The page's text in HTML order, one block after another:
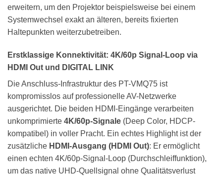
erweitern, um den Projektor beispielsweise bei einem
Systemwechsel exakt an älteren, bereits fixierten
Haltepunkten weiterzubetreiben.
Erstklassige Konnektivität: 4K/60p Signal-Loop via
HDMI Out und DIGITAL LINK
Die Anschluss-Infrastruktur des PT-VMQ75 ist
kompromisslos auf professionelle AV-Netzwerke
ausgerichtet. Die beiden HDMI-Eingänge verarbeiten
unkomprimierte 4K/60p-Signale (Deep Color, HDCP-
kompatibel) in voller Pracht. Ein echtes Highlight ist der
zusätzliche HDMI-Ausgang (HDMI Out): Er ermöglicht
einen echten 4K/60p-Signal-Loop (Durchschleiffunktion),
um das native UHD-Quellsignal ohne Qualitätsverlust